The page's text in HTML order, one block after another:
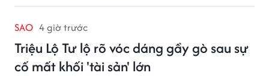
SAO 4 giờ trước
Triệu Lộ Tư lộ rõ vóc dáng gầy gò sau sự
cố mất khối 'tài sản' lớn